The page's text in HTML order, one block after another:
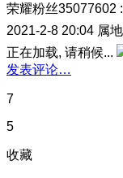
荣耀粉丝35077602 :
2021-2-8 20:04 属
正在加载, 请稍候...
发表评论…
7
5
收藏